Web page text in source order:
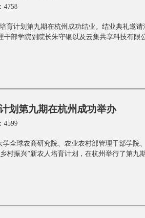
4758
育计划第九期在杭州成功结业。结业典礼邀
干部学院副院长朱守银以及云集共享科技有限
划第九期在杭州成功举办
4599
学全球农商研究院、农业农村部管理干部学院
村振兴”新农人培育计划，在杭州举行了第九